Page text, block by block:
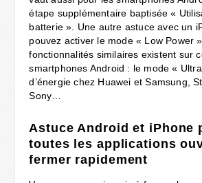
étape supplémentaire baptisée «
batterie ». Une autre astuce avec un
pouvez activer le mode « Low Power
fonctionnalités similaires existent sur
smartphones Android : le mode «
d’énergie chez Huawei et Samsung,
Sony…
Astuce Android et iPhone
toutes les applications
fermer rapidement